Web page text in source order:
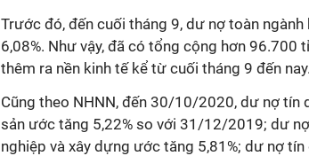
Trước đó, đến cuối tháng 9, dư nợ toàn
6,08%. Như vậy, đã có tổng cộng hơn
thêm ra nền kinh tế kể từ cuối tháng 9 đến nay.
Cũng theo NHNN, đến 30/10/2020, dư nợ tín
sản ước tăng 5,22% so với 31/12/2019; dư
nghiệp và xây dựng ước tăng 5,81%; dư nợ